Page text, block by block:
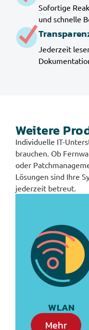
Sofortige
und schnelle
Jederzeit
Weitere
Individuelle IT-
brauchen. Ob
oder
Lösungen sind Ihre
jederzeit betreut.
WLAN
Mehr